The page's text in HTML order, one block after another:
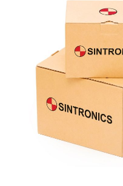
módulos antiguos a un
de módulos